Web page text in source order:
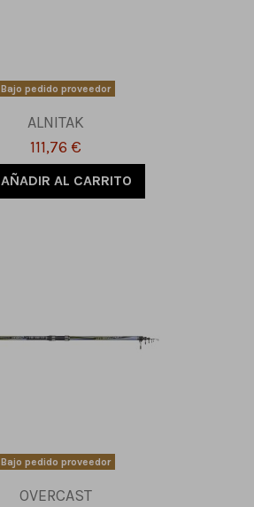
Bajo pedido proveedor
ALNITAK
111,76 €
AÑADIR AL CARRITO
Bajo pedido proveedor
OVERCAST